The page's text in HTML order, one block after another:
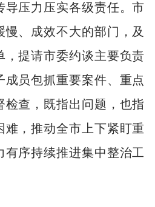
导压力压实各级责任。市
、成效不大的部门，及
，提请市委约谈主要负责
成员包抓重要案件、重点
检查，既指出问题，也指
难，推动全市上下紧盯重
有序持续推进集中整治工